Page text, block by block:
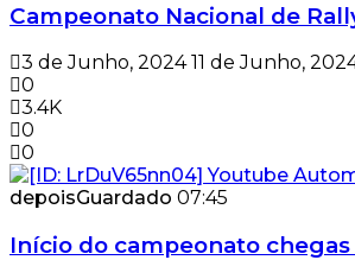
Campeonato Nacional de
3 de Junho, 2024 11 de Junho,
0
3.4K
0
0
depoisGuardado 07:45
Início do campeonato